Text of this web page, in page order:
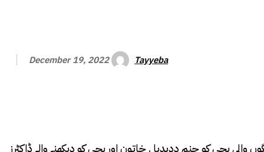
December 19, 2022 Tayyeba
ڈیسک ) قدرت کا کرشمہ نہیں عجیب و غریب بیماری …..بھارتی ریاست مدھیہ پردیش میں ایک خاتون نے 4 ٹانگوں والی بچی کو جنم ددیدیا . خاتون اور بچی کو دیکھنے والے ڈاکٹرز